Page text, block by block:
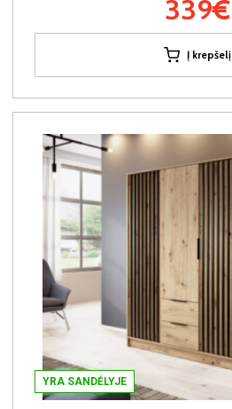
339€
Į krepšelį
YRA SANDĖLYJE